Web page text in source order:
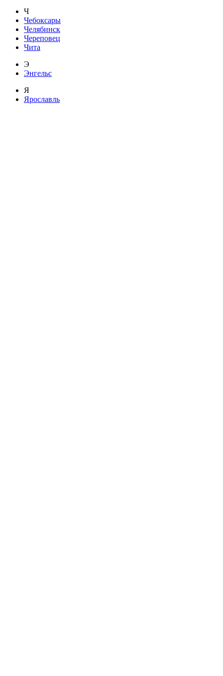
Ч
Чебоксары
Челябинск
Череповец
Чита
Э
Энгельс
Я
Ярославль